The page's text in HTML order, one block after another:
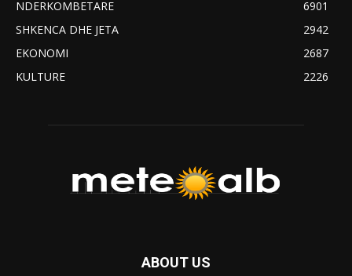
NDERKOMBETARE
6901
SHKENCA DHE JETA
2942
EKONOMI
2687
KULTURE
2226
ABOUT US